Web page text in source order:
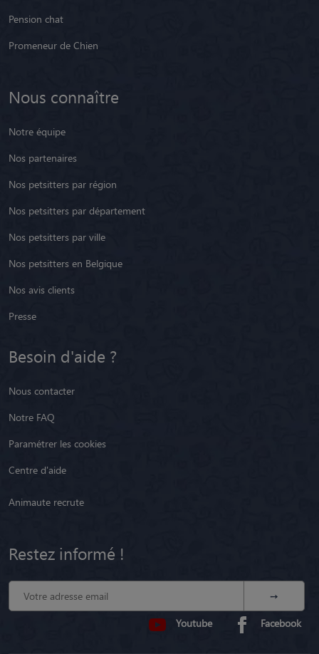
Pension chat
Promeneur de Chien
Nous connaître
Notre équipe
Nos partenaires
Nos petsitters par région
Nos petsitters par département
Nos petsitters par ville
Nos petsitters en Belgique
Nos avis clients
Presse
Besoin d'aide ?
Nous contacter
Notre FAQ
Paramétrer les cookies
Centre d'aide
Animaute recrute
Restez informé !
Youtube Facebook